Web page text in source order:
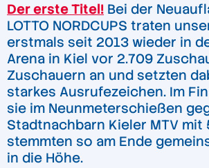
Der erste Titel! Bei der
LOTTO NORDCUPS traten
erstmals seit 2013 wieder in
Arena in Kiel vor 2.709
Zuschauern an und setzten
starkes Ausrufezeichen. Im
sie im Neunmeterschießen
Stadtnachbarn Kieler MTV mit
stemmten so am Ende
in die Höhe.